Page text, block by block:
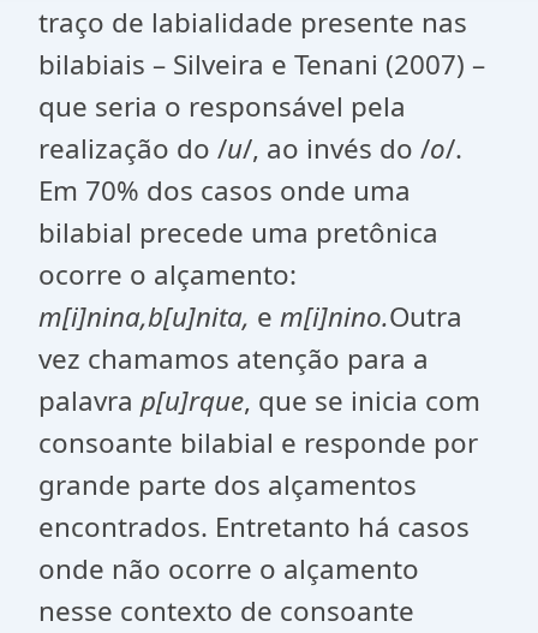
traço de labialidade presente nas
bilabiais – Silveira e Tenani (2007) –
que seria o responsável pela
realização do /u/, ao invés do /o/.
Em 70% dos casos onde uma
bilabial precede uma pretônica
ocorre o alçamento:
m[i]nina,b[u]nita, e m[i]nino.Outra
vez chamamos atenção para a
palavra p[u]rque, que se inicia com
consoante bilabial e responde por
grande parte dos alçamentos
encontrados. Entretanto há casos
onde não ocorre o alçamento
nesse contexto de consoante